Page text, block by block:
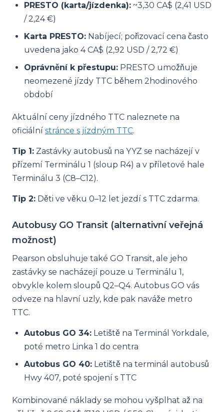
PRESTO (karta/jízdenka): ~3,30 CA$ (2,41 USD
/ 2,24 €)
Karta PRESTO: Nabíjecí; pořizovací cena často
uvedena jako 4 CA$ (2,92 USD / 2,72 €)
Oprávnění k přestupu: PRESTO umožňuje
neomezené jízdy TTC během 2hodinového
období
Aktuální ceny jízdného TTC naleznete na
oficiální stránce s jízdným TTC.
Tip 1: Zastávky autobusů na YYZ se nacházejí v
přízemí Terminálu 1 (sloup R4) a v příletové hale
Terminálu 3 (C8–C12).
Tip 2: Děti ve věku 0–12 let jezdí s TTC zdarma.
Autobusy GO Transit (alternativní veřejná
možnost)
Pearson obsluhuje také GO Transit, ale jeho
zastávky se nacházejí pouze u Terminálu 1,
obvykle kolem sloupů Q2–Q4. Autobus GO vás
odveze na hlavní uzly, kde pak naváže metro
TTC.
Autobus GO 34: Letiště na Terminál Yorkdale,
poté metro Linka 1 do centra
Autobus GO 40: Letiště na terminál autobusů
Hwy 407, poté spojení s TTC
Kombinované náklady se mohou vyšplhat až na